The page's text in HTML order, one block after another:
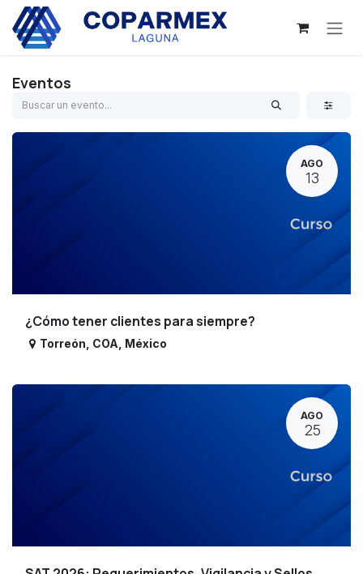
Ir al contenido
Eventos
AGO
13
¿Cómo tener clientes para siempre?
Torreón COA México
AGO
25